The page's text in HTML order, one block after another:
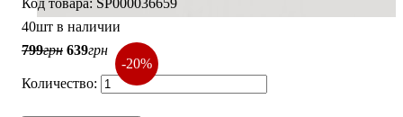
40шт в наличии
-20%
799грн 639грн